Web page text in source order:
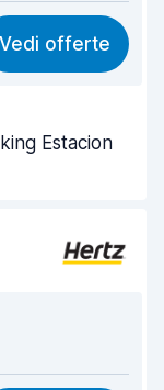
8,4
9,5
8,7
Vedi offerte
Estacion